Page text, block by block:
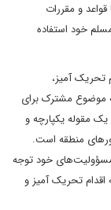
و مقررات
خود استفاده
تحریک آمیز،
موضوع مشترک برای
مقوله یکپارچه و
منطقه است.
خود توجه
اقدام تحریک آمیز و